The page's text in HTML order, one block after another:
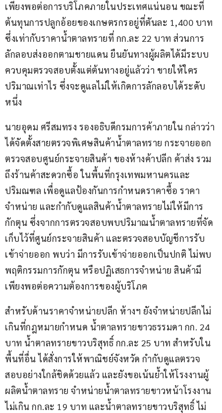
เพียงพอต่อการบริโภคภายในประเทศแน่นอน ขณะที่
ต้นทุนการปลูกอ้อยของเกษตรกรอยู่ที่ตันละ 1,400 บาท
ซึ่งเท่ากับราคาน้ำตาลทรายที่ กก.ละ 22 บาท ส่วนการ
ลักลอบส่งออกตามชายแดน ยืนยันทางผู้ผลิตได้มีระบบ
ควบคุมตรวจสอบตั้งแต่ต้นทางอยู่แล้วว่า ขายให้ใคร
ปริมาณเท่าไร ซึ่งจะดูแลไม่ให้เกิดการลักลอบได้ระดับ
หนึ่ง
นายอุดม ศรีสมทรง รองอธิบดีกรมการค้าภายใน กล่าวว่า
ได้จัดตั้งสายตรวจพิเศษสินค้าน้ำตาลทราย กระจายออก
ตรวจสอบศูนย์กระจายสินค้า ของห้างค้าปลีก ค้าส่ง รวม
ถึงร้านค้าสะดวกซื้อ ในพื้นที่กรุงเทพมหานครและ
ปริมณฑล เพื่อดูแลป้องกันการกำหนดราคาซื้อ ราคา
จำหน่าย และกำกับดูแลสินค้าน้ำตาลทรายไม่ให้มีการ
กักตุน ซึ่งจากการตรวจสอบพบปริมาณน้ำตาลทรายที่จัด
เก็บไว้ที่ศูนย์กระจายสินค้า และตรวจสอบบัญชีการรับ
เข้าจ่ายออก พบว่า มีการรับเข้าจ่ายออกเป็นปกติ ไม่พบ
พฤติกรรมการกักตุน หรือปฏิเสธการจำหน่าย สินค้ามี
เพียงพอต่อความต้องการของผู้บริโภค
สำหรับด้านราคาจำหน่ายปลีก ห้างฯ ยังจำหน่ายปลีกไม่
เกินที่กฎหมายกำหนด น้ำตาลทรายขาวธรรมดา กก. 24
บาท น้ำตาลทรายขาวบริสุทธิ์ กก.ละ 25 บาท สำหรับใน
พื้นที่อื่น ได้สั่งการให้พาณิชย์จังหวัด กำกับดูแลตรวจ
สอบอย่างใกล้ชิดด้วยแล้ว และยังขอเน้นย้ำให้โรงงานผู้
ผลิตน้ำตาลทราย จำหน่ายน้ำตาลทรายขาวหน้าโรงงาน
ไม่เกิน กก.ละ 19 บาท และน้ำตาลทรายขาวบริสุทธิ์ ไม่